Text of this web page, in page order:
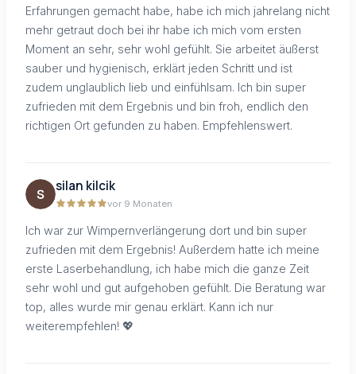
Erfahrungen gemacht habe, habe ich mich jahrelang nicht
mehr getraut doch bei ihr habe ich mich vom ersten
Moment an sehr, sehr wohl gefühlt. Sie arbeitet äußerst
sauber und hygienisch, erklärt jeden Schritt und ist
zudem unglaublich lieb und einfühlsam. Ich bin super
zufrieden mit dem Ergebnis und bin froh, endlich den
richtigen Ort gefunden zu haben. Empfehlenswert.
silan kilcik
vor 9 Monaten
Ich war zur Wimpernverlängerung dort und bin super
zufrieden mit dem Ergebnis! Außerdem hatte ich meine
erste Laserbehandlung, ich habe mich die ganze Zeit
sehr wohl und gut aufgehoben gefühlt. Die Beratung war
top, alles wurde mir genau erklärt. Kann ich nur
weiterempfehlen! 💖